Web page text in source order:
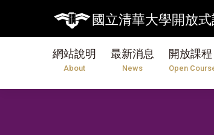
國立清華大學開放
網站說明
About
最新消息
News
開放課程
Open